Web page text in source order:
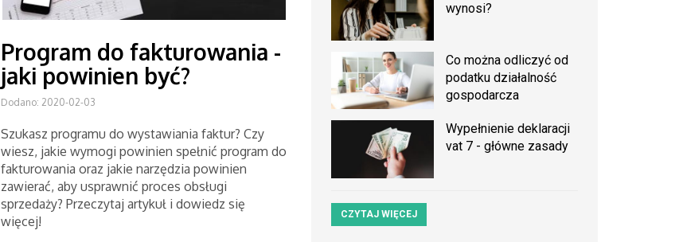
Program do fakturowania -
jaki powinien być?
Dodano: 2020-02-03
Szukasz programu do wystawiania faktur? Czy
wiesz, jakie wymogi powinien spełnić program do
fakturowania oraz jakie narzędzia powinien
zawierać, aby usprawnić proces obsługi
sprzedaży? Przeczytaj artykuł i dowiedz się
więcej!
wynosi?
Co można odliczyć od
podatku działalność
gospodarcza
Wypełnienie deklaracji
vat 7 - główne zasady
CZYTAJ WIĘCEJ